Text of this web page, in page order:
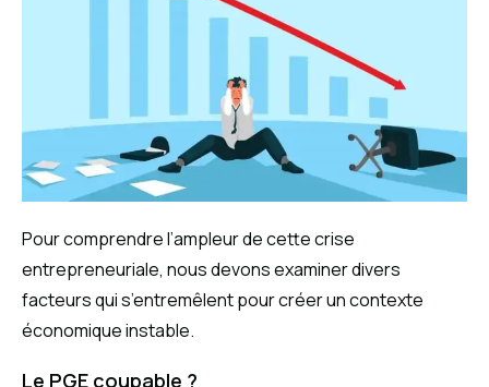
Pour comprendre l’ampleur de cette crise
entrepreneuriale, nous devons examiner divers
facteurs qui s’entremêlent pour créer un contexte
économique instable.
Le PGE coupable ?